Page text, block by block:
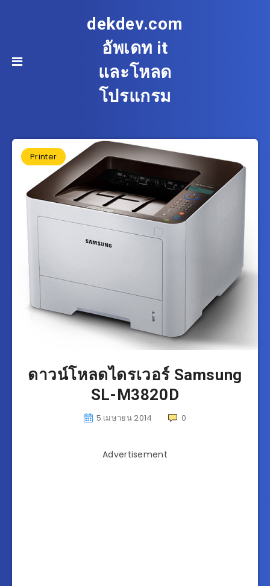
dekdev.com
อัพเดท it
และโหลด
โปรแกรม
Printer
ดาวน์โหลดไดรเวอร์ Samsung
SL-M3820D
5 เมษายน 2014 0
Advertisement